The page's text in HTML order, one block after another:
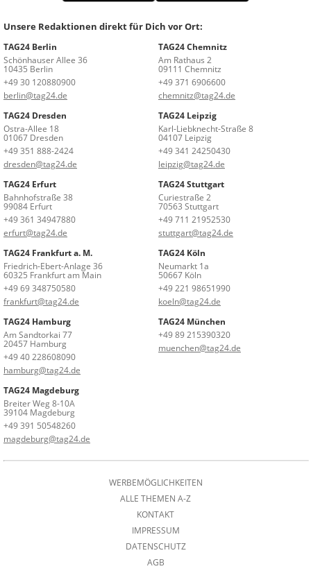
Unsere Redaktionen direkt für Dich vor Ort:
TAG24 Berlin
Schönhauser Allee 36
10435 Berlin
+49 30 120880900
berlin@tag24.de
TAG24 Chemnitz
Am Rathaus 2
09111 Chemnitz
+49 371 6906600
chemnitz@tag24.de
TAG24 Dresden
Ostra-Allee 18
01067 Dresden
+49 351 888-2424
dresden@tag24.de
TAG24 Leipzig
Karl-Liebknecht-Straße 8
04107 Leipzig
+49 341 24250430
leipzig@tag24.de
TAG24 Erfurt
Bahnhofstraße 38
99084 Erfurt
+49 361 34947880
erfurt@tag24.de
TAG24 Stuttgart
Curiestraße 2
70563 Stuttgart
+49 711 21952530
stuttgart@tag24.de
TAG24 Frankfurt a. M.
Friedrich-Ebert-Anlage 36
60325 Frankfurt am Main
+49 69 348750580
frankfurt@tag24.de
TAG24 Köln
Neumarkt 1a
50667 Köln
+49 221 98651990
koeln@tag24.de
TAG24 Hamburg
Am Sandtorkai 77
20457 Hamburg
+49 40 228608090
hamburg@tag24.de
TAG24 München
+49 89 215390320
muenchen@tag24.de
TAG24 Magdeburg
Breiter Weg 8-10A
39104 Magdeburg
+49 391 50548260
magdeburg@tag24.de
WERBEMÖGLICHKEITEN
ALLE THEMEN A-Z
KONTAKT
IMPRESSUM
DATENSCHUTZ
AGB